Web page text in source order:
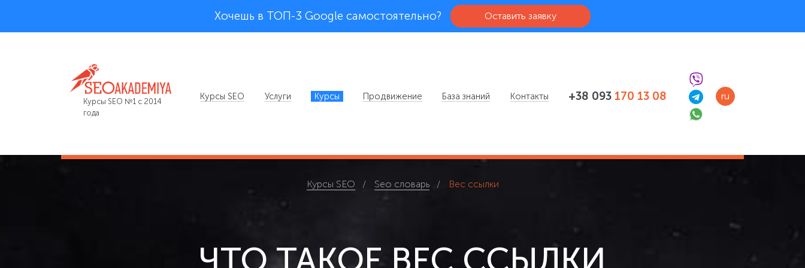
Хочешь в ТОП-3 Google самостоятельно? Оставить заявку
Курсы SEO №1 с 2014
года
Курсы SEO Услуги Курсы Продвижение База знаний Контакты +38 093 170 13 08 ru
Курсы SEO Seo словарь Вес ссылки
ЧТО ТАКОЕ ВЕС ССЫЛКИ